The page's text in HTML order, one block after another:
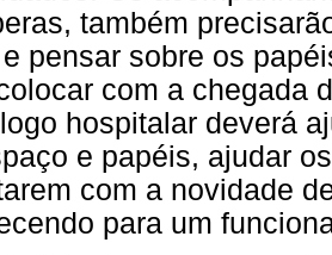
também
pensar sobre os
com a chegada
hospitalar deverá
e papéis, ajudar
com a novidade
para um